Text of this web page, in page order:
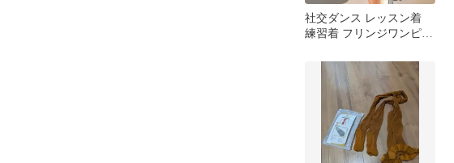
社交ダンス レッスン着
練習着 フリンジワンピー